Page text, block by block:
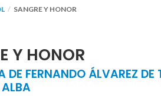
SANGRE Y HONOR
Y HONOR
DE FERNANDO ÁLVAREZ DE
ALBA